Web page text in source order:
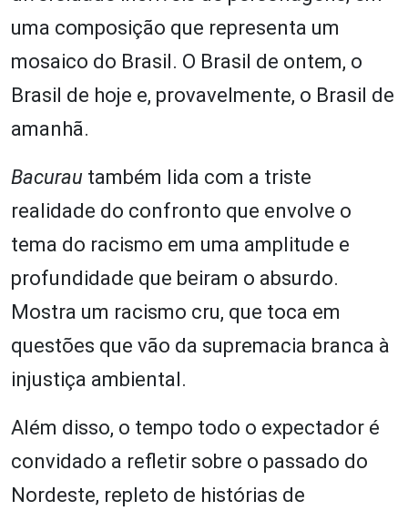
uma composição que representa um
mosaico do Brasil. O Brasil de ontem, o
Brasil de hoje e, provavelmente, o Brasil de
amanhã.
Bacurau também lida com a triste
realidade do confronto que envolve o
tema do racismo em uma amplitude e
profundidade que beiram o absurdo.
Mostra um racismo cru, que toca em
questões que vão da supremacia branca à
injustiça ambiental.
Além disso, o tempo todo o expectador é
convidado a refletir sobre o passado do
Nordeste, repleto de histórias de